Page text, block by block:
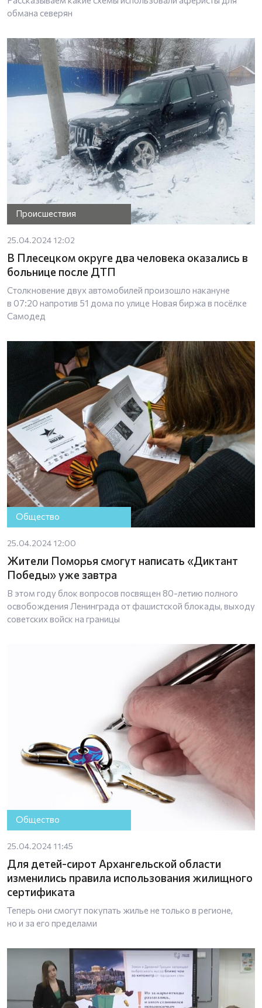
обмана северян
Происшествия
25.04.2024 12:02
В Плесецком округе два человека оказались в
больнице после ДТП
Столкновение двух автомобилей произошло накануне
в 07:20 напротив 51 дома по улице Новая биржа в посёлке
Самодед
Общество
25.04.2024 12:00
Жители Поморья смогут написать «Диктант
Победы» уже завтра
В этом году блок вопросов посвящен 80-летию полного
освобождения Ленинграда от фашистской блокады, выходу
советских войск на границы
Общество
25.04.2024 11:45
Для детей-сирот Архангельской области
изменились правила использования жилищного
сертификата
Теперь они смогут покупать жилье не только в регионе,
но и за его пределами